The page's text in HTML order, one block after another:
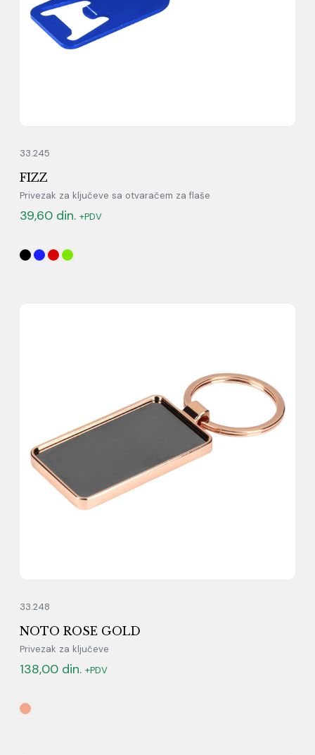
33.245
FIZZ
Privezak za ključeve sa otvaračem za flaše
39,60 din. +PDV
33.248
NOTO ROSE GOLD
Privezak za ključeve
138,00 din. +PDV